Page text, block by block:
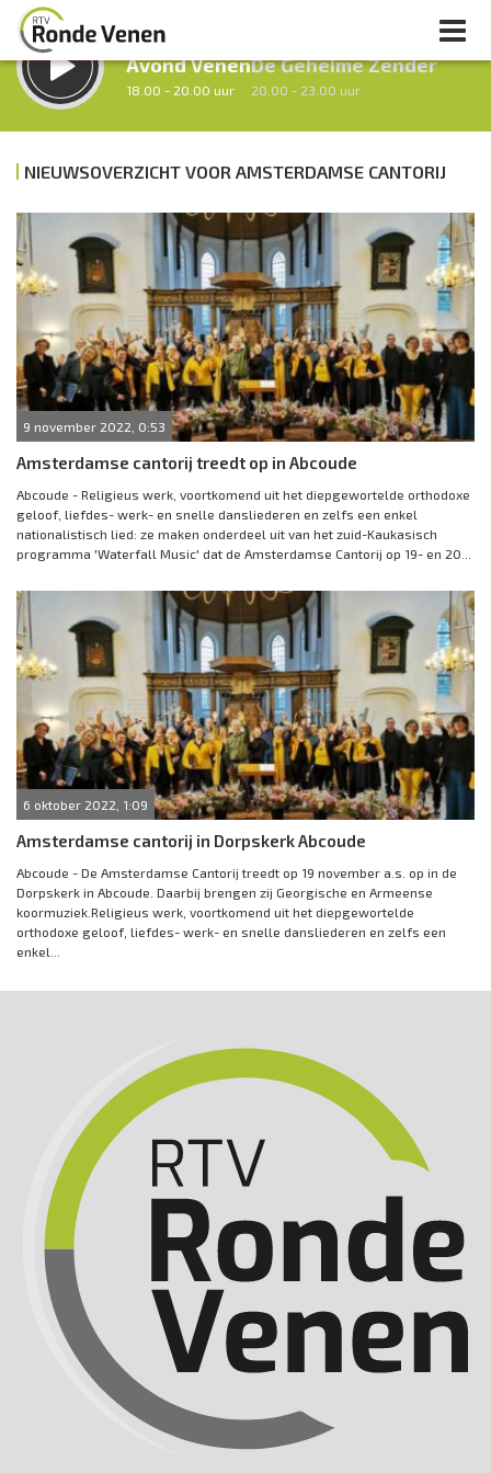
LUISTER LIVE:
Avond Venen
18.00 - 20.00 uur
De Geheime Zender
20.00 - 23.00 uur
Vorig uur Volgend uur
Inklappen
NIEUWSOVERZICHT VOOR AMSTERDAMSE CANTORIJ
9 november 2022, 0:53
Amsterdamse cantorij treedt op in Abcoude
Abcoude - Religieus werk, voortkomend uit het diepgewortelde orthodoxe
geloof, liefdes- werk- en snelle dansliederen en zelfs een enkel
nationalistisch lied: ze maken onderdeel uit van het zuid-Kaukasisch
programma 'Waterfall Music' dat de Amsterdamse Cantorij op 19- en 20...
6 oktober 2022, 1:09
Amsterdamse cantorij in Dorpskerk Abcoude
Abcoude - De Amsterdamse Cantorij treedt op 19 november a.s. op in de
Dorpskerk in Abcoude. Daarbij brengen zij Georgische en Armeense
koormuziek.Religieus werk, voortkomend uit het diepgewortelde
orthodoxe geloof, liefdes- werk- en snelle dansliederen en zelfs een
enkel...